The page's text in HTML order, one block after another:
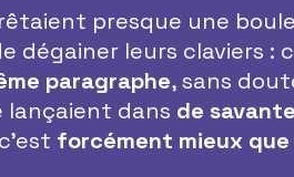
presque une
dégainer leurs claviers :
paragraphe, sans
lançaient dans de
forcément mieux que